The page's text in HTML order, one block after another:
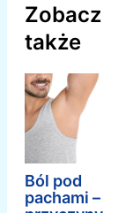
Zobacz
także
Ból pod
pachami –